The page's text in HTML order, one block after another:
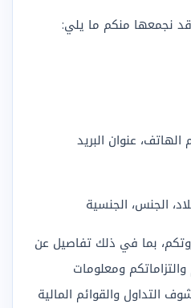
نجمعها منكم ما يلي:
عنوان البريد
الجنس، الجنسية
بما في ذلك تفاصيل عن
ومعلومات
التداول والقوائم المالية